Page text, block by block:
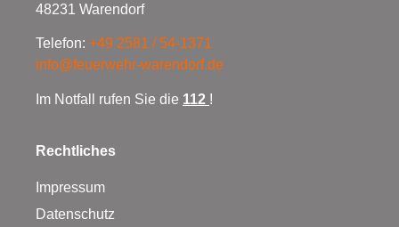
48231 Warendorf
Telefon: +49 2581 / 54-1371
info@feuerwehr-warendorf.de
Im Notfall rufen Sie die 112 !
Rechtliches
Impressum
Datenschutz